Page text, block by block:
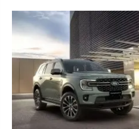
danh mục sản phẩm đa dạng,
chương trình ưu đãi hấp dẫn